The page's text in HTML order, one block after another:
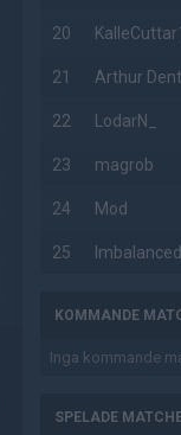
20 KalleCuttar1
21 Arthur Dent
22 LodarN_
23 magrob
24 Mod
25 Imbalanced
KOMMANDE
Inga kommande
SPELADE